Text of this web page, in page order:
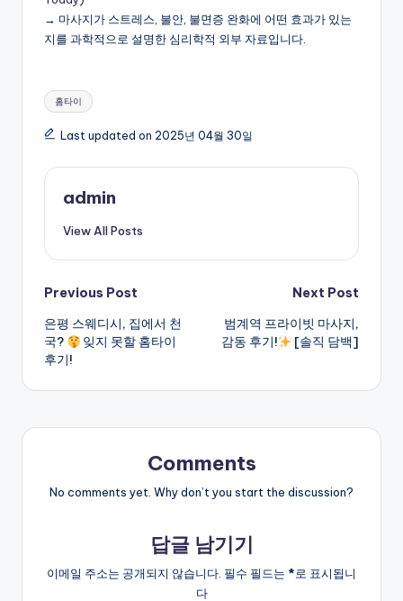
→ 마사지가 스트레스, 불안, 불면증 완화에 어떤 효과가 있는
지를 과학적으로 설명한 심리학적 외부 자료입니다.
Tags:
홈타이
Last updated on 2025년 04월 30일
admin
View All Posts
Post
navigation
Previous Post
은평 스웨디시, 집에서 천
국?
잊지 못할 홈타이
후기!
Next Post
범계역 프라이빗 마사지,
감동 후기!
[솔직 담백]
Comments
No comments yet. Why don’t you start the discussion?
답글 남기기
이메일 주소는 공개되지 않습니다. 필수 필드는 *로 표시됩니
다